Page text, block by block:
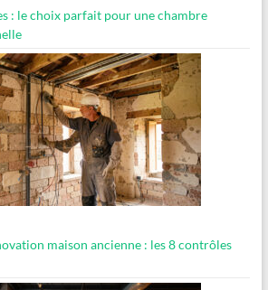
: le choix parfait pour une chambre
maison ancienne : les 8 contrôles